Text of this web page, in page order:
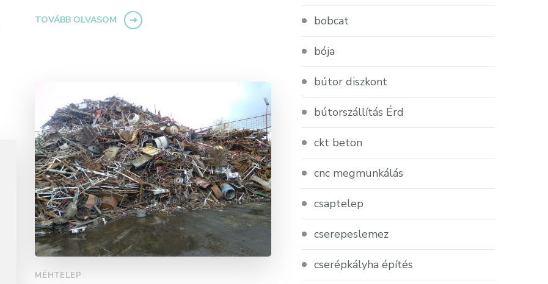
TOVÁBB OLVASOM
MÉHTELEP
bobcat
bója
bútor diszkont
bútorszállítás Érd
ckt beton
cnc megmunkálás
csaptelep
cserepeslemez
cserépkályha építés